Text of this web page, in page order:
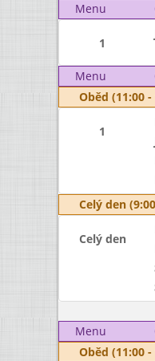
Menu
1
Menu
Oběd (11:00 -
1
Celý den
Celý den
Menu
Oběd (11:00 -